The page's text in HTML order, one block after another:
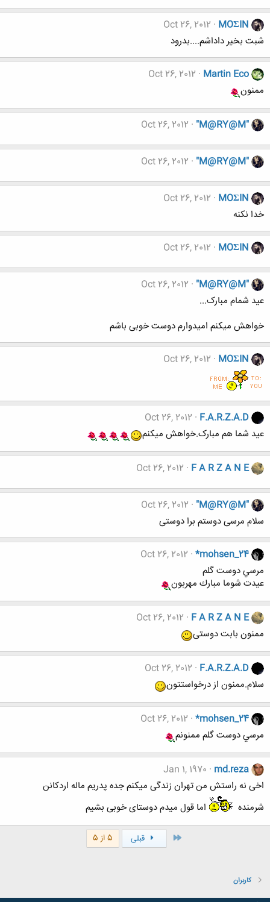
MOΣIN
Oct 26, 2012
شبت بخیر داداشم....بدرود
Martin Eco
Oct 26, 2012
ممنون
"M@RY@M"
Oct 26, 2012
"M@RY@M"
Oct 26, 2012
MOΣIN
Oct 26, 2012
خدا نکنه
MOΣIN
Oct 26, 2012
"M@RY@M"
Oct 26, 2012
عید شمام مبارک...
خواهش میکنم امیدوارم دوست خوبی باشم
MOΣIN
Oct 26, 2012
F.A.R.Z.A.D
Oct 26, 2012
عید شما هم مبارک.خواهش میکنم
F A R Z A N E
Oct 26, 2012
"M@RY@M"
Oct 26, 2012
سلام مرسی دوستم برا دوستی
*mohsen_24
Oct 26, 2012
مرسي دوست گلم
عيدت شوما مبارك مهربون
F A R Z A N E
Oct 26, 2012
ممنون بابت دوستی
F.A.R.Z.A.D
Oct 26, 2012
سلام.ممنون از درخواستتون
*mohsen_24
Oct 26, 2012
مرسي دوست گلم ممنونم
md.reza
Jan 1, 1970
اخی نه راستش من تهران زندگی میکنم جده پدریم ماله اردکانن
شرمنده
اما قول میدم دوستای خوبی بشیم
اول قبلی 5 از 5
کاربران